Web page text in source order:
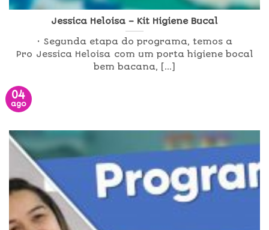
Jessica Heloisa – Kit Higiene Bucal
• Segunda etapa do programa, temos a
Pro Jessica Heloisa com um porta higiene bocal
bem bacana, [...]
04
ago